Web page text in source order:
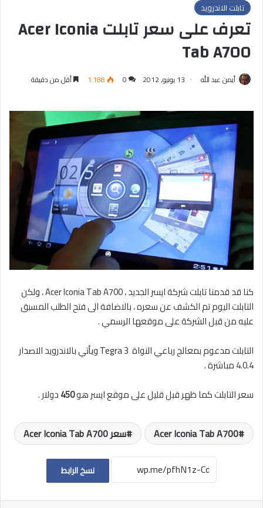
تابلت الاندرويد
تعرف على سعر تابلت Acer Iconia
Tab A700
أيمن عبد الله 13 يونيو, 2012 0 1٬188 أقل من دقيقة
كنا قد قدمنا تابلت شركة ايسر الجديد ، Acer Iconia Tab A700 ، ولكن
التابلت اليوم تم الكشف عن سعره ، بالاضافة الى فتح الطلب المسبق
عليه من قبل الشركة على موقعها الرسمي .
التابلت مدعوم بمعالج رباعي النواة Tegra 3 ويأتي بالاندرويد الاصدار
4.0.4 مباشرة .
سعر التابلت كما ظهر قبل قليل على موقع ايسر هو450دولار .
Acer Iconia Tab A700 سعر Acer Iconia Tab A700
نسخ الرابط